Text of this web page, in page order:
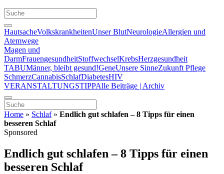
HautsacheVolkskrankheitenUnser BlutNeurologieAllergien und
Atemwege
Magen und
DarmFrauengesundheitStoffwechselKrebsHerzgesundheit
TABUMänner, bleibt gesund!GeneUnsere SinneZukunft Pflege
SchmerzCannabisSchlafDiabetesHIV
VERANSTALTUNGSTIPPAlle Beiträge | Archiv
Home » Schlaf» Endlich gut schlafen – 8 Tipps für einen
besseren Schlaf
Sponsored
Endlich gut schlafen – 8 Tipps für einen
besseren Schlaf